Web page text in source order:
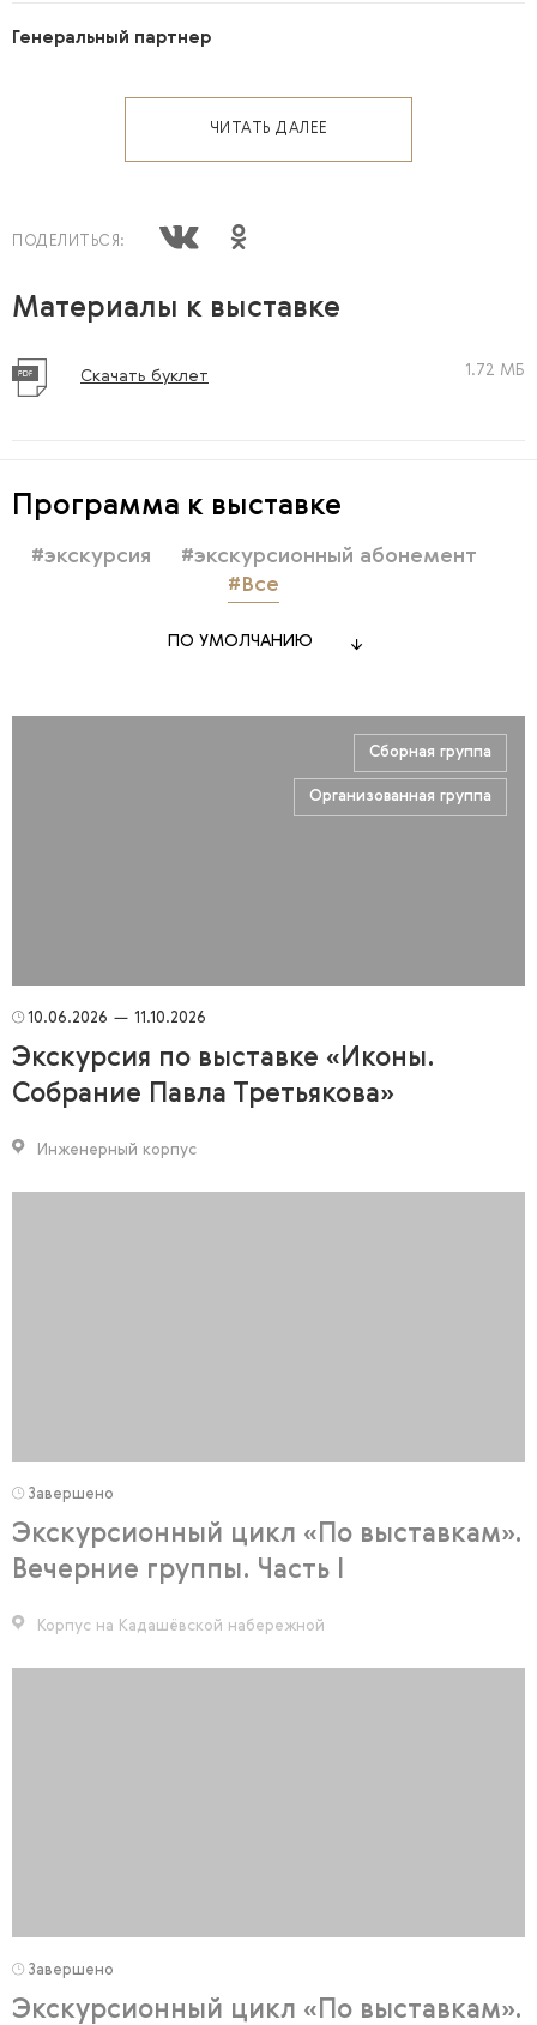
Генеральный партнер
ЧИТАТЬ ДАЛЕЕ
ПОДЕЛИТЬСЯ:
Материалы к выставке
Скачать буклет 1.72 МБ
Программа к выставке
#экскурсия
#экскурсионный абонемент
#Все
ПО УМОЛЧАНИЮ
Сборная группа
Организованная группа
10.06.2026 — 11.10.2026
Экскурсия по выставке «Иконы.
Собрание Павла Третьякова»
Инженерный корпус
Завершено
Экскурсионный цикл «По выставкам».
Вечерние группы. Часть I
Корпус на Кадашёвской набережной
Завершено
Экскурсионный цикл «По выставкам».